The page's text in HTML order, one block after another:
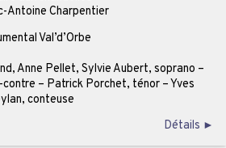
Antoine Charpentier
Val’d’Orbe
Anne Pellet, Sylvie Aubert, soprano –
– Patrick Porchet, ténor – Yves
conteuse
Détails ►